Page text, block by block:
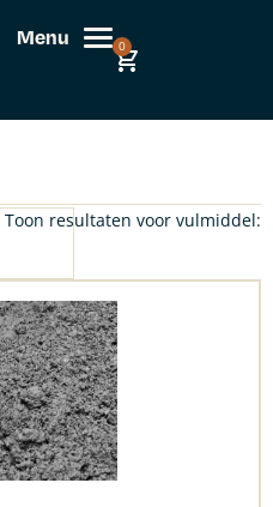
Menu 0
Toon resultaten voor vulmiddel: